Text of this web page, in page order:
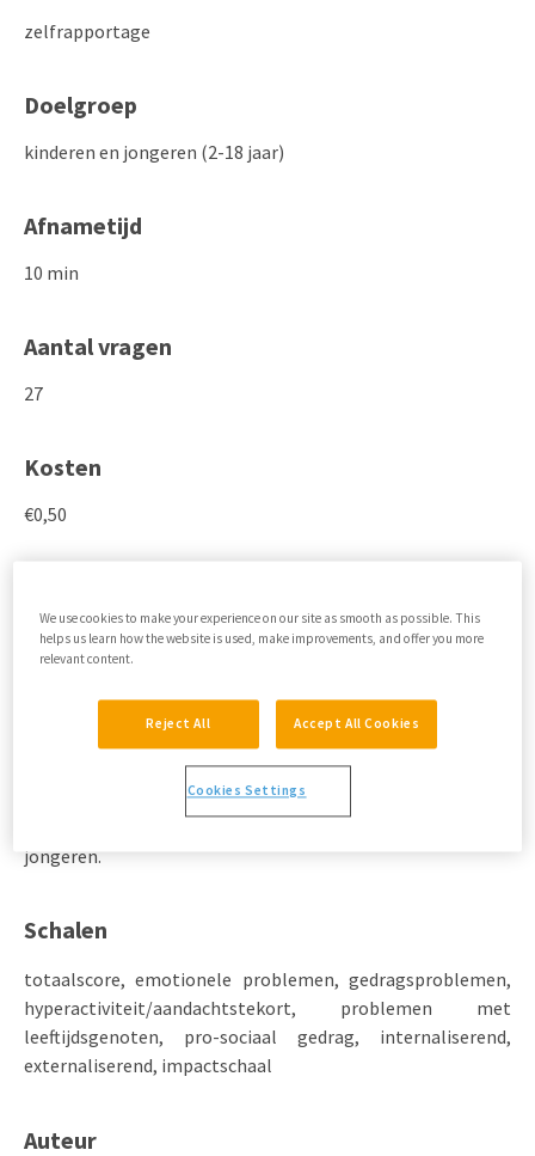
zelfrapportage
Doelgroep
kinderen en jongeren (2-18 jaar)
Afnametijd
10 min
Aantal vragen
27
Kosten
€0,50
De SDQ meet psychosociale problematiek en vaardigheden
bij kinderen en jongeren. Het gaat hier om een snelle
onderzocht.
Goed om te weten
jongeren.
Schalen
totaalscore, emotionele problemen, gedragsproblemen,
hyperactiviteit/aandachtstekort, problemen met
leeftijdsgenoten, pro-sociaal gedrag, internaliserend,
externaliserend, impactschaal
Auteur
We use cookies to make your experience on our site as smooth as possible. This
helps us learn how the website is used, make improvements, and offer you more
relevant content.
Reject All Accept All Cookies
Cookies Settings